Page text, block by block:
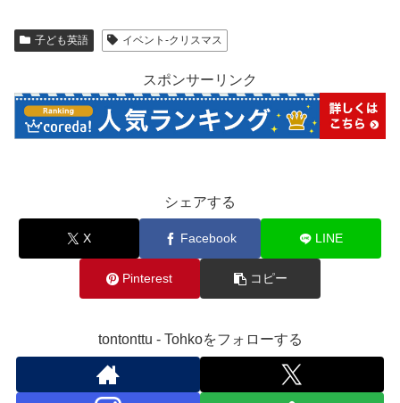
子ども英語 イベント-クリスマス
スポンサーリンク
シェアする
X Facebook LINE
Pinterest コピー
tontonttu - Tohkoをフォローする